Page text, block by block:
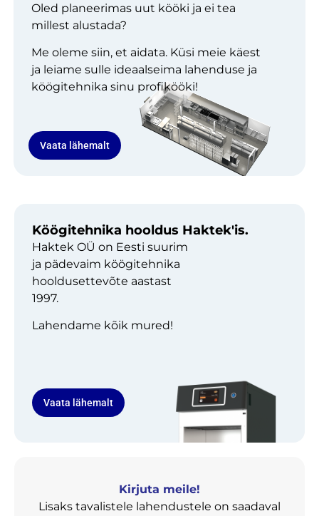
Oled planeerimas uut kööki ja ei tea
millest alustada?
Me oleme siin, et aidata. Küsi meie käest
ja leiame sulle ideaalseima lahenduse ja
köögitehnika sinu profikööki!
Vaata lähemalt
Köögitehnika hooldus Haktek'is.
Haktek OÜ on Eesti suurim
ja pädevaim köögitehnika
hooldusettevõte aastast
1997.
Lahendame kõik mured!
Vaata lähemalt
Kirjuta meile!
Lisaks tavalistele lahendustele on saadaval